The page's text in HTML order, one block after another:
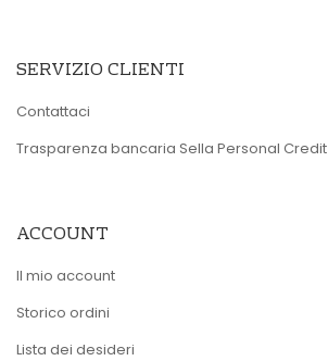
SERVIZIO CLIENTI
Contattaci
Trasparenza bancaria Sella Personal Credit
ACCOUNT
Il mio account
Storico ordini
Lista dei desideri